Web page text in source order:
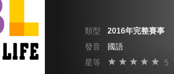
類型
2016年完整賽事
發音
國語
星等
5